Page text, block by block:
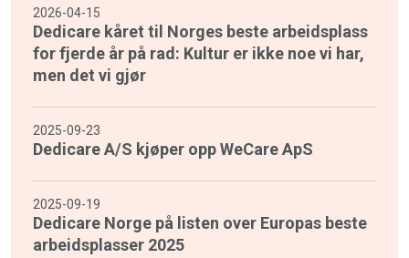
2026-04-15
Dedicare kåret til Norges beste arbeidsplass
for fjerde år på rad: Kultur er ikke noe vi har,
men det vi gjør
2025-09-23
Dedicare A/S kjøper opp WeCare ApS
2025-09-19
Dedicare Norge på listen over Europas beste
arbeidsplasser 2025